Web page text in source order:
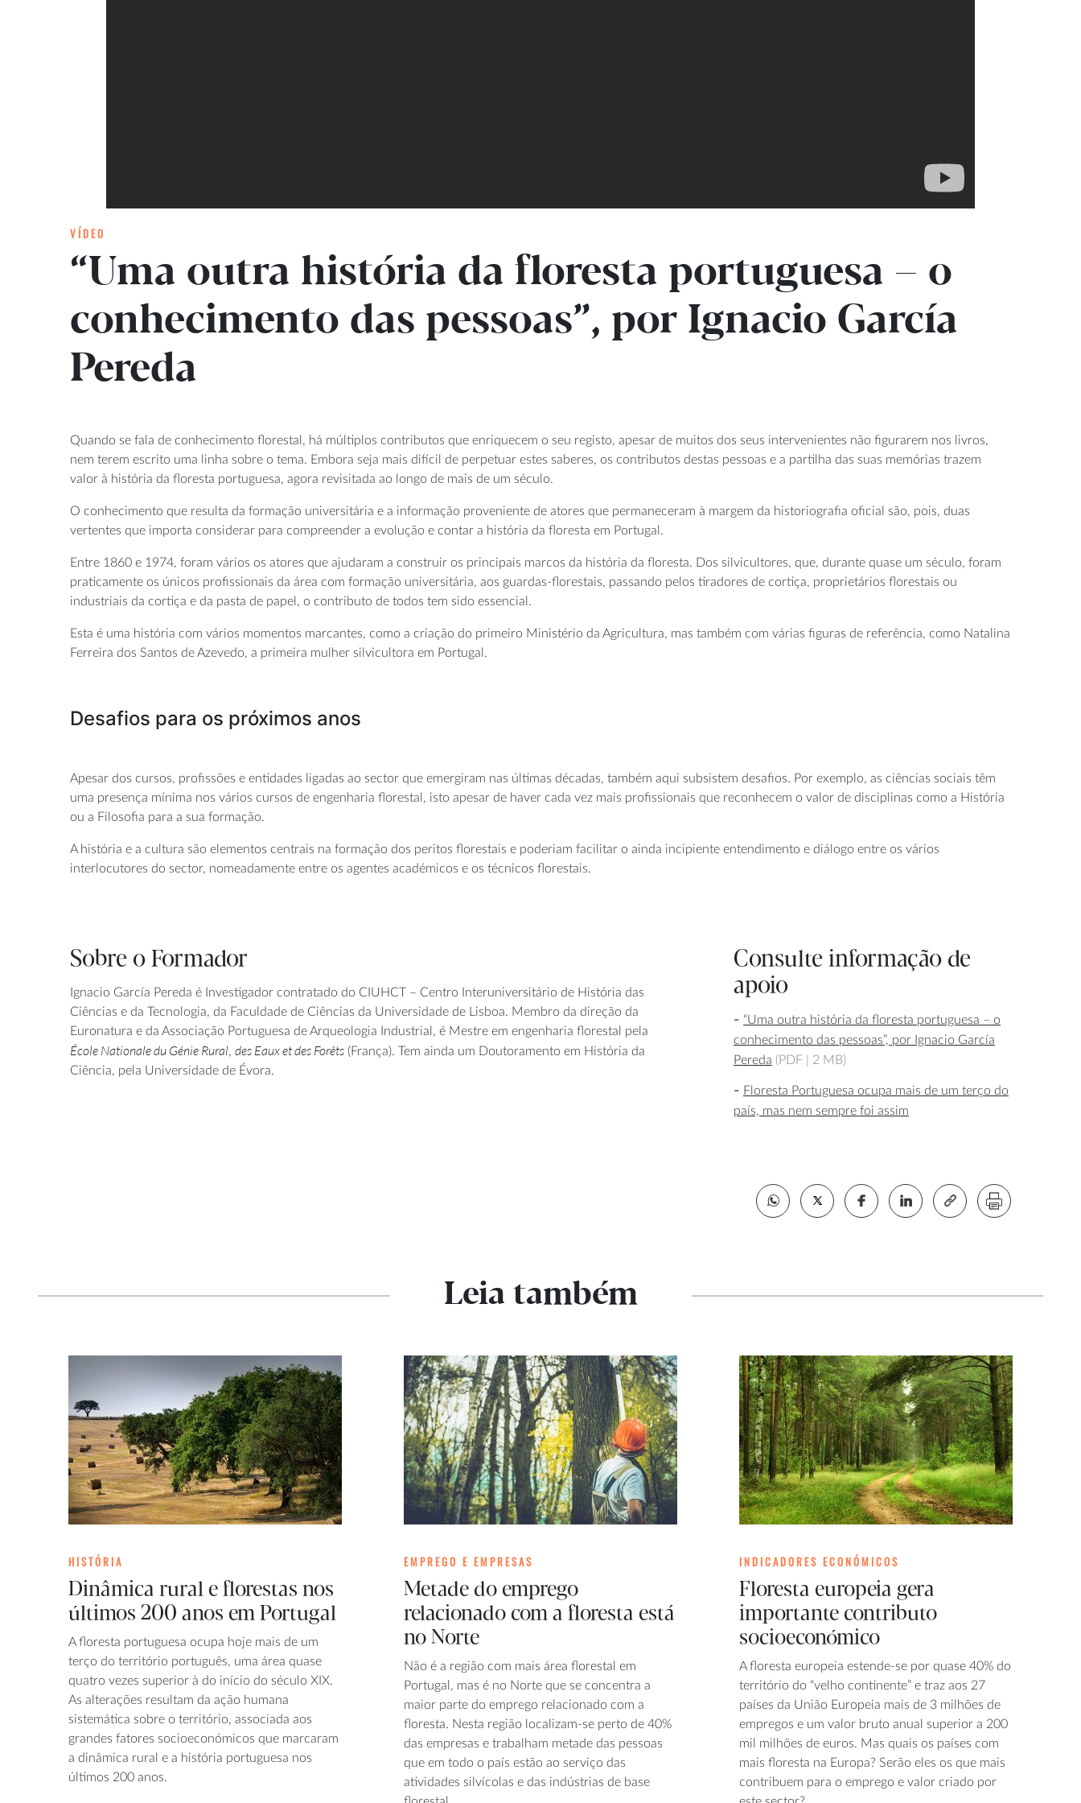
VÍDEO
“Uma outra história da floresta portuguesa – o
conhecimento das pessoas”, por Ignacio García
Pereda
Quando se fala de conhecimento florestal, há múltiplos contributos que enriquecem o seu registo, apesar de muitos dos seus intervenientes não figurarem nos livros,
nem terem escrito uma linha sobre o tema. Embora seja mais difícil de perpetuar estes saberes, os contributos destas pessoas e a partilha das suas memórias trazem
valor à história da floresta portuguesa, agora revisitada ao longo de mais de um século.
O conhecimento que resulta da formação universitária e a informação proveniente de atores que permaneceram à margem da historiografia oficial são, pois, duas
vertentes que importa considerar para compreender a evolução e contar a história da floresta em Portugal.
Entre 1860 e 1974, foram vários os atores que ajudaram a construir os principais marcos da história da floresta. Dos silvicultores, que, durante quase um século, foram
praticamente os únicos profissionais da área com formação universitária, aos guardas-florestais, passando pelos tiradores de cortiça, proprietários florestais ou
industriais da cortiça e da pasta de papel, o contributo de todos tem sido essencial.
Esta é uma história com vários momentos marcantes, como a criação do primeiro Ministério da Agricultura, mas também com várias figuras de referência, como Natalina
Ferreira dos Santos de Azevedo, a primeira mulher silvicultora em Portugal.
Desafios para os próximos anos
Apesar dos cursos, profissões e entidades ligadas ao sector que emergiram nas últimas décadas, também aqui subsistem desafios. Por exemplo, as ciências sociais têm
uma presença mínima nos vários cursos de engenharia florestal, isto apesar de haver cada vez mais profissionais que reconhecem o valor de disciplinas como a História
ou a Filosofia para a sua formação.
A história e a cultura são elementos centrais na formação dos peritos florestais e poderiam facilitar o ainda incipiente entendimento e diálogo entre os vários
interlocutores do sector, nomeadamente entre os agentes académicos e os técnicos florestais.
Sobre o Formador
Ignacio García Pereda é Investigador contratado do CIUHCT – Centro Interuniversitário de História das
Ciências e da Tecnologia, da Faculdade de Ciências da Universidade de Lisboa. Membro da direção da
Euronatura e da Associação Portuguesa de Arqueologia Industrial, é Mestre em engenharia florestal pela
École Nationale du Génie Rural, des Eaux et des Forêts (França). Tem ainda um Doutoramento em História da
Ciência, pela Universidade de Évora.
Consulte informação de
apoio
“Uma outra história da floresta portuguesa – o
conhecimento das pessoas”, por Ignacio García
Pereda (PDF | 2 MB)
Floresta Portuguesa ocupa mais de um terço do
país, mas nem sempre foi assim
Leia também
HISTÓRIA
Dinâmica rural e florestas nos
últimos 200 anos em Portugal
A floresta portuguesa ocupa hoje mais de um
terço do território português, uma área quase
quatro vezes superior à do início do século XIX.
As alterações resultam da ação humana
sistemática sobre o território, associada aos
grandes fatores socioeconómicos que marcaram
a dinâmica rural e a história portuguesa nos
últimos 200 anos.
EMPREGO E EMPRESAS
Metade do emprego
relacionado com a floresta está
no Norte
Não é a região com mais área florestal em
Portugal, mas é no Norte que se concentra a
maior parte do emprego relacionado com a
floresta. Nesta região localizam-se perto de 40%
das empresas e trabalham metade das pessoas
que em todo o país estão ao serviço das
atividades silvícolas e das indústrias de base
INDICADORES ECONÓMICOS
Floresta europeia gera
importante contributo
socioeconómico
A floresta europeia estende-se por quase 40% do
território do “velho continente” e traz aos 27
países da União Europeia mais de 3 milhões de
empregos e um valor bruto anual superior a 200
mil milhões de euros. Mas quais os países com
mais floresta na Europa? Serão eles os que mais
contribuem para o emprego e valor criado por